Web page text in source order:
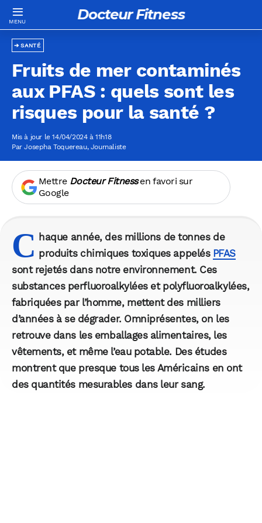
Docteur Fitness
SANTÉ
Fruits de mer contaminés
aux PFAS : quels sont les
risques pour la santé ?
Mis à jour le 14/04/2024 à 11h18
ParJosepha Toquereau, Journaliste
Mettre Docteur Fitnessen favori sur
Google
C haque année, des millions de tonnes de
produits chimiques toxiques appelés PFAS
sont rejetés dans notre environnement. Ces
substances perfluoroalkylées et polyfluoroalkylées,
fabriquées par l’homme, mettent des milliers
d’années à se dégrader. Omniprésentes, on les
retrouve dans les emballages alimentaires, les
vêtements, et même l’eau potable. Des études
montrent que presque tous les Américains en ont
des quantités mesurables dans leur sang.